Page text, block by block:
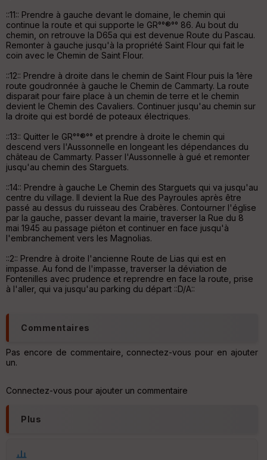
re
et
Vi
::11:: Prendre à gauche devant le domaine, le chemin qui
continue la route et qui supporte le GR°°®°° 86. Au bout du
chemin, on retrouve la D65a qui est devenue Route du Pascau.
Remonter à gauche jusqu'à la propriété Saint Flour qui fait le
coin avec le Chemin de Saint Flour.
::12:: Prendre à droite dans le chemin de Saint Flour puis la 1ère
route goudronnée à gauche le Chemin de Cammarty. La route
disparait pour faire place à un chemin de terre et le chemin
devient le Chemin des Cavaliers. Continuer jusqu'au chemin sur
la droite qui est bordé de poteaux électriques.
::13:: Quitter le GR°°®°° et prendre à droite le chemin qui
descend vers l'Aussonnelle en longeant les dépendances du
château de Cammarty. Passer l'Aussonnelle à gué et remonter
jusqu'au chemin des Starguets.
::14:: Prendre à gauche Le Chemin des Starguets qui va jusqu'au
centre du village. Il devient la Rue des Payroules après être
passé au dessus du ruisseau des Crabères. Contourner l'église
par la gauche, passer devant la mairie, traverser la Rue du 8
mai 1945 au passage piéton et continuer en face jusqu'à
l'embranchement vers les Magnolias.
::2:: Prendre à droite l'ancienne Route de Lias qui est en
impasse. Au fond de l'impasse, traverser la déviation de
Fontenilles avec prudence et reprendre en face la route, prise
à l'aller, qui va jusqu'au parking du départ ::D/A::
Commentaires
Pas encore de commentaire, connectez-vous pour en ajouter
un.
Connectez-vous pour ajouter un commentaire
Plus